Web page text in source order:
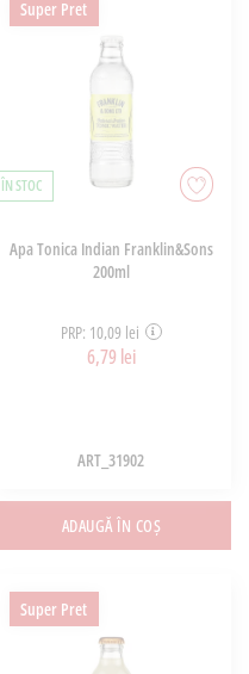
Super Pret
ÎN STOC
Apa Tonica Indian Franklin&Sons
200ml
PRP: 10,09 lei
6,79 lei
ART_31902
ADAUGĂ ÎN COȘ
Super Pret